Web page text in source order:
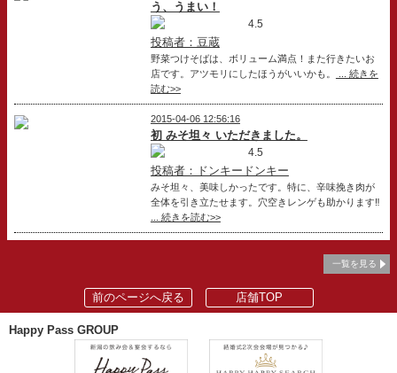
う、うまい！
4.5
投稿者：豆蔵
野菜つけそばは、ボリューム満点！また行きたいお
店です。アツモリにしたほうがいいかも。
... 続きを
読む>>
2015-04-06 12:56:16
初 みそ坦々 いただきました。
4.5
投稿者：ドンキードンキー
みそ坦々、美味しかったです。特に、辛味挽き肉が
全体を引き立たせます。穴空きレンゲも助かります‼
... 続きを読む>>
一覧を見る
前のページへ戻る 店舗TOP
Happy Pass GROUP